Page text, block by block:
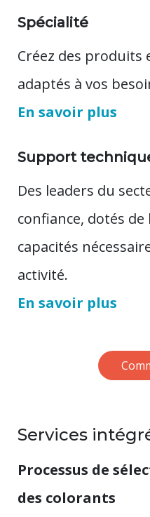
Spécialité
Créez des
adaptés à vos
En savoir plus
Support
Des leaders du
confiance, dotés
capacités
activité.
En savoir plus
Services
Processus de
des colorants